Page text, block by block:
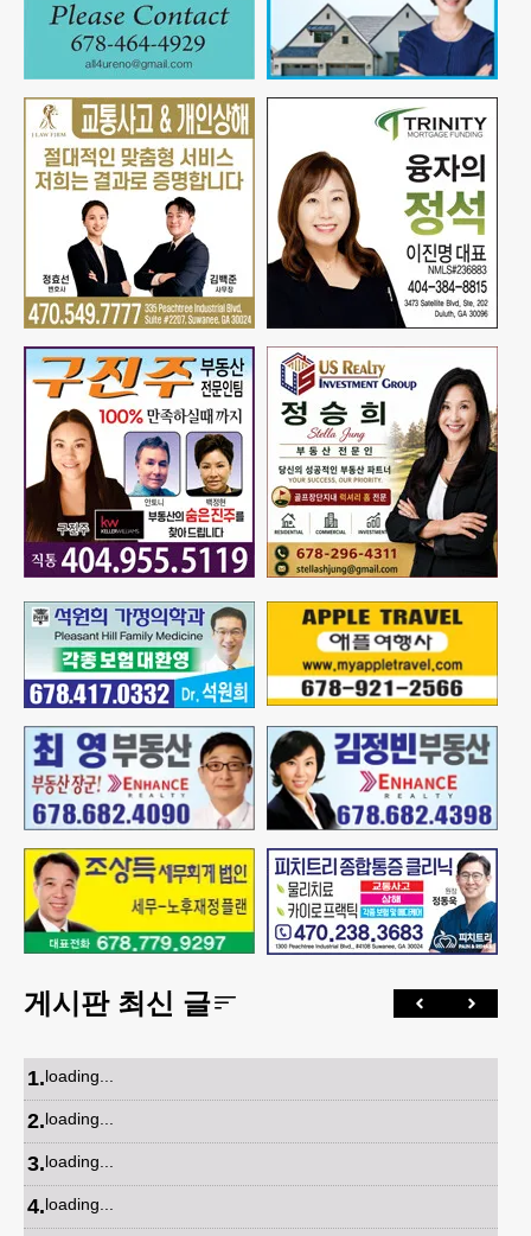
게시판 최신 글
1.loading...
2.loading...
3.loading...
4.loading...